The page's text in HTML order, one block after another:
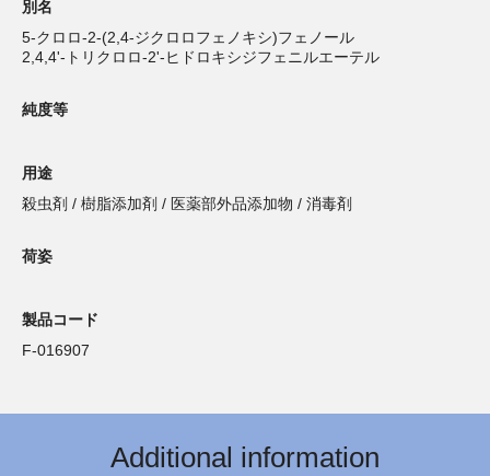
別名
5-クロロ-2-(2,4-ジクロロフェノキシ)フェノール
2,4,4'-トリクロロ-2'-ヒドロキシジフェニルエーテル
純度等
用途
殺虫剤 / 樹脂添加剤 / 医薬部外品添加物 / 消毒剤
荷姿
製品コード
F-016907
Additional information